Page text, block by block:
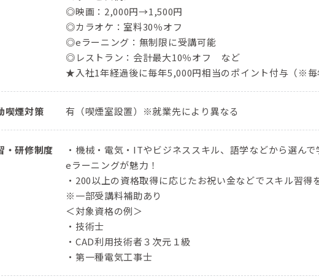
◎映画：2,000円→1,500円
◎カラオケ：室料30％オフ
◎eラーニング：無制限に受講可能
◎レストラン：会計最大10％オフ など
★入社1年経過後に毎年5,000円相当のポイント付与（※毎
喫煙対策 有（喫煙室設置）※就業先により異なる
・研修制度
・機械・電気・ITやビジネススキル、語学などから選ん
eラーニングが魅力！
・200以上の資格取得に応じたお祝い金などでスキル習得
※一部受講料補助あり
＜対象資格の例＞
・技術士
・CAD利用技術者３次元１級
・第一種電気工事士